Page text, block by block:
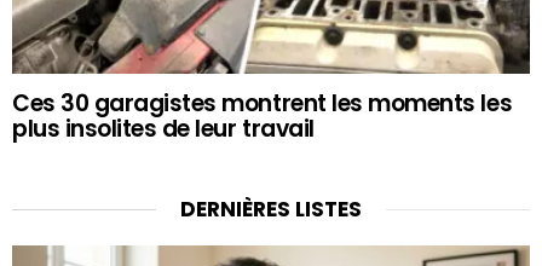
Ces 30 garagistes montrent les moments les
plus insolites de leur travail
DERNIÈRES LISTES